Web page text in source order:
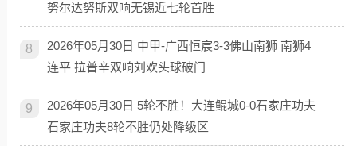
努尔达努斯双响无锡近七轮首胜
8
2026年05月30日 中甲-广西恒宸3-3佛山南狮 南狮4
连平 拉普辛双响刘欢头球破门
9
2026年05月30日 5轮不胜！大连鲲城0-0石家庄功夫
石家庄功夫8轮不胜仍处降级区